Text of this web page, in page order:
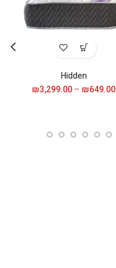
⁦₪4,024.00⁩
Hidden
₪649.00
–
₪3,299.00